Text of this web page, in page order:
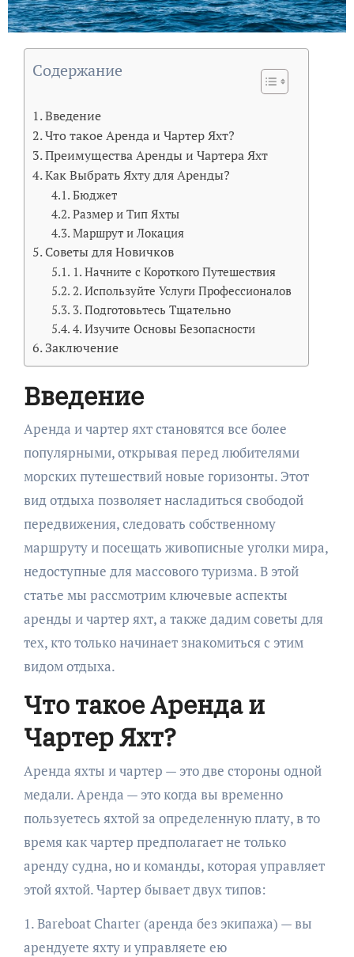
Содержание
Введение
Что такое Аренда и Чартер Яхт?
Преимущества Аренды и Чартера Яхт
Как Выбрать Яхту для Аренды?
Бюджет
Размер и Тип Яхты
Маршрут и Локация
Советы для Новичков
1. Начните с Короткого Путешествия
2. Используйте Услуги Профессионалов
3. Подготовьтесь Тщательно
4. Изучите Основы Безопасности
Заключение
Введение
Аренда и чартер яхт становятся все более
популярными, открывая перед любителями
морских путешествий новые горизонты. Этот
вид отдыха позволяет насладиться свободой
передвижения, следовать собственному
маршруту и посещать живописные уголки мира,
недоступные для массового туризма. В этой
статье мы рассмотрим ключевые аспекты
аренды и чартер яхт, а также дадим советы для
тех, кто только начинает знакомиться с этим
видом отдыха.
Что такое Аренда и
Чартер Яхт?
Аренда яхты и чартер — это две стороны одной
медали. Аренда — это когда вы временно
пользуетесь яхтой за определенную плату, в то
время как чартер предполагает не только
аренду судна, но и команды, которая управляет
этой яхтой. Чартер бывает двух типов:
1. Bareboat Charter (аренда без экипажа) — вы
арендуете яхту и управляете ею